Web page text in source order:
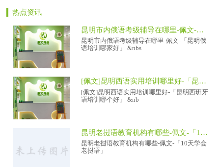
热点资讯
昆明市内俄语考级辅导在哪里-佩文-「昆明俄语培训哪家好」
昆明市内俄语考级辅导在哪里-佩文-「昆明俄
语培训哪家好」 &nbs
[佩文]昆明西语实用培训哪里好-「昆明西班牙语培训哪个好」
[佩文]昆明西语实用培训哪里好-「昆明西班牙
语培训哪个好」 &nb
昆明老挝语教育机构有哪些-佩文-「10天学会老挝语」
昆明老挝语教育机构有哪些-佩文-「10天学会
老挝语」